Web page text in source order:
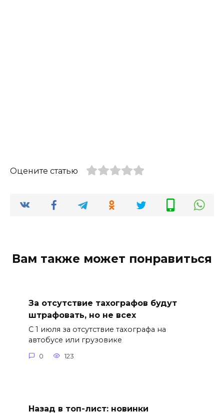
Оцените статью
Вам также может понравиться
За отсутствие тахографов будут
штрафовать, но не всех
С 1 июля за отсутствие тахографа на
автобусе или грузовике
0 123
Назад в топ-лист: новинки